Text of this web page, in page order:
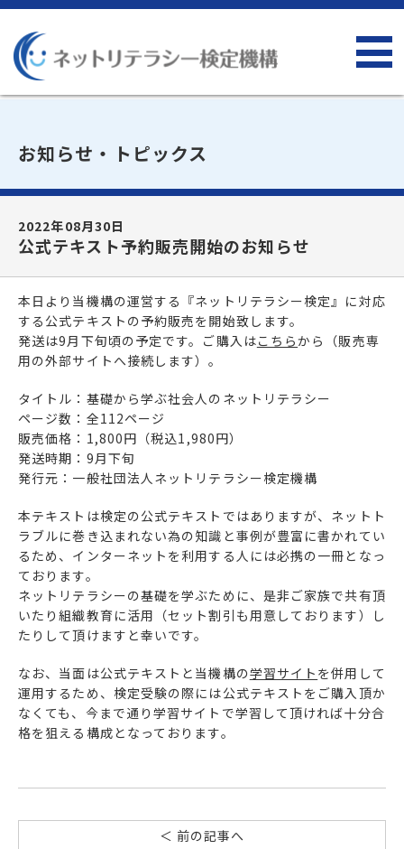
お知らせ・トピックス
2022年08月30日
公式テキスト予約販売開始のお知らせ
本日より当機構の運営する『ネットリテラシー検定』に対応
する公式テキストの予約販売を開始致します。
発送は9月下旬頃の予定です。ご購入はこちらから（販売専
用の外部サイトへ接続します）。
タイトル：基礎から学ぶ社会人のネットリテラシー
ページ数：全112ページ
販売価格：1,800円（税込1,980円）
発送時期：9月下旬
発行元：一般社団法人ネットリテラシー検定機構
本テキストは検定の公式テキストではありますが、ネットト
ラブルに巻き込まれない為の知識と事例が豊富に書かれてい
るため、インターネットを利用する人には必携の一冊となっ
ております。
ネットリテラシーの基礎を学ぶために、是非ご家族で共有頂
いたり組織教育に活用（セット割引も用意しております）し
たりして頂けますと幸いです。
なお、当面は公式テキストと当機構の学習サイト を併用して
運用するため、検定受験の際には公式テキストをご購入頂か
なくても、今まで通り学習サイトで学習して頂ければ十分合
格を狙える構成となっております。
＜ 前の記事へ